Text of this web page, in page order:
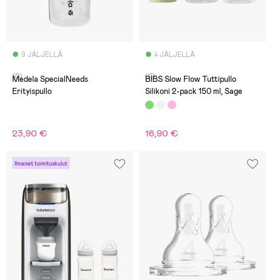
9 JÄLJELLÄ
(0)
Medela SpecialNeeds
Erityispullo
23,90 €
4 JÄLJELLÄ
(0)
BIBS Slow Flow Tuttipullo
Silikoni 2-pack 150 ml, Sage
16,90 €
Ilmaiset toimituskulut